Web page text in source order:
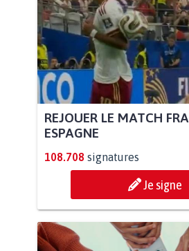
REJOUER LE MATCH
ESPAGNE
108.708 signatures
Je signe